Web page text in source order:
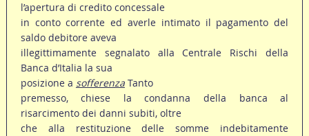
l’apertura di credito concessale
in conto corrente ed averle intimato il pagamento del
saldo debitore aveva
illegittimamente segnalato alla Centrale Rischi della
Banca d’Italia la sua
posizione a sofferenzaTanto
premesso, chiese la condanna della banca al
risarcimento dei danni subiti, oltre
che alla restituzione delle somme indebitamente